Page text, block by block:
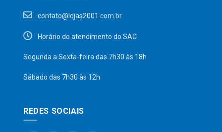
contato@lojas2001.com.br
Horário do atendimento do SAC
Segunda a Sexta-feira das 7h30 às 18h
Sábado das 7h30 às 12h
REDES SOCIAIS